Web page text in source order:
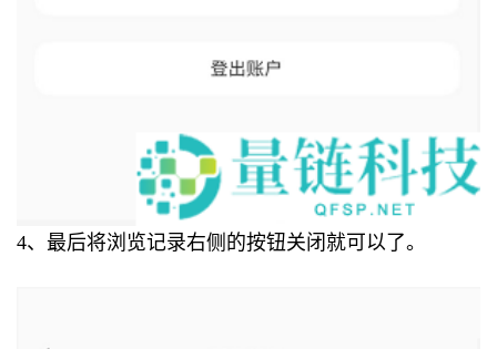
4、最后将浏览记录右侧的按钮关闭就可以了。